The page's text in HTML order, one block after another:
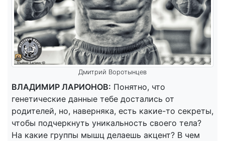
Дмитрий Воротынцев
ВЛАДИМИР ЛАРИОНОВ: Понятно, что
генетические данные тебе достались от
родителей, но, наверняка, есть какие-то секреты,
чтобы подчеркнуть уникальность своего тела?
На какие группы мышц делаешь акцент? В чем